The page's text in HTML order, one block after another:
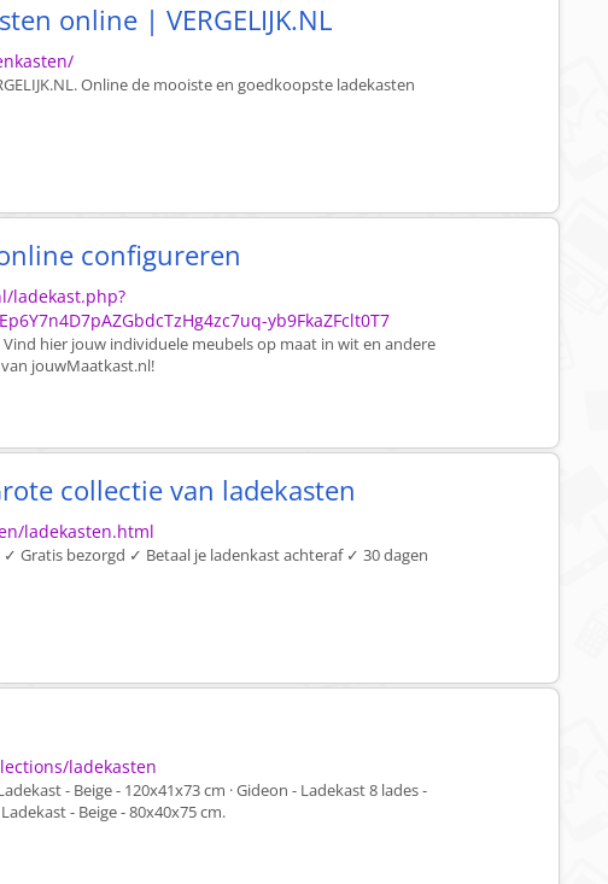
online | VERGELIJK.NL
Online de mooiste en goedkoopste ladekasten
configureren
ladekast.php?
yb9FkaZFclt0T7
hier jouw individuele meubels op maat in wit en andere
jouwMaatkast.nl!
collectie van ladekasten
ladekasten.html
Gratis bezorgd ✓ Betaal je ladenkast achteraf ✓ 30 dagen
ladekasten
- Beige - 120x41x73 cm · Gideon - Ladekast 8 lades -
- Beige - 80x40x75 cm.